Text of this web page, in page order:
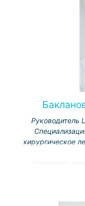
Руководитель
хирургическое
Назначает